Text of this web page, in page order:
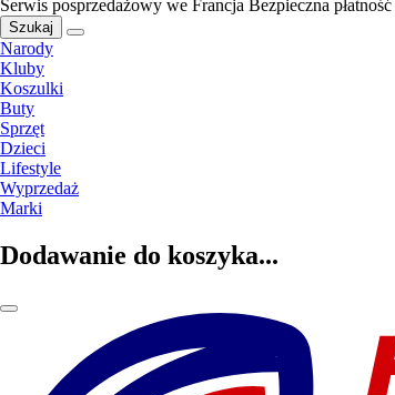
Serwis posprzedażowy we Francja Bezpieczna płatność
Szukaj
Narody
Kluby
Koszulki
Buty
Sprzęt
Dzieci
Lifestyle
Wyprzedaż
Marki
Dodawanie do koszyka...